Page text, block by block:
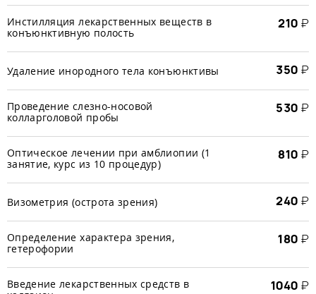
Инстилляция лекарственных веществ в
конъюнктивную полость
210 ₽
Удаление инородного тела конъюнктивы 350 ₽
Проведение слезно-носовой
колларголовой пробы
530 ₽
Оптическое лечении при амблиопии (1
занятие, курс из 10 процедур)
810 ₽
Визометрия (острота зрения) 240 ₽
Определение характера зрения,
гетерофории
180 ₽
Введение лекарственных средств в
1040 ₽